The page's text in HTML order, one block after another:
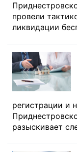
провели
ликвидации
регистрации и
разыскивает